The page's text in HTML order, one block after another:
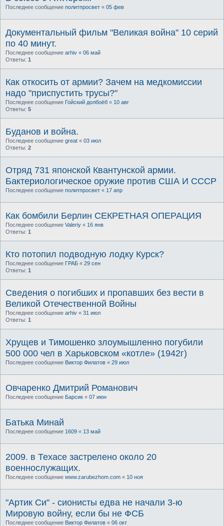
Последнее сообщение политпросвет « 05 фев
Документальный фильм "Великая война" 10 серий
по 40 минут.
Последнее сообщение arhiv « 06 май
Ответы: 1
Как откосить от армии? Зачем на медкомиссии
надо "приспустить трусы?"
Последнее сообщение Гойский долбоёб « 10 авг
Ответы: 5
Буданов и война.
Последнее сообщение great « 03 июл
Ответы: 2
Отряд 731 японской Квантунской армии.
Бактериологическое оружие против США И СССР
Последнее сообщение политпросвет « 17 апр
Как бомбили Берлин СЕКРЕТНАЯ ОПЕРАЦИЯ
Последнее сообщение Valeriy « 16 янв
Ответы: 1
Кто потопил подводную лодку Курск?
Последнее сообщение ГРАБ « 29 сен
Ответы: 1
Сведения о погибших и пропавших без вести в
Великой Отечественной Войны
Последнее сообщение arhiv « 31 июл
Ответы: 1
Хрущев и Тимошенко злоумышленно погубили
500 000 чел в Харьковском «котле» (1942г)
Последнее сообщение Виктор Филатов « 29 июл
Овчаренко Дмитрий Романович
Последнее сообщение Барсик « 07 июн
Батька Минай
Последнее сообщение 1609 « 13 май
2009. в Техасе застрелено около 20
военнослужащих.
Последнее сообщение www.zarubezhom.com « 10 ноя
"Артик Си" - сионисты едва не начали 3-ю
Мировую войну, если бы не ФСБ
Последнее сообщение Виктор Филатов « 06 окт